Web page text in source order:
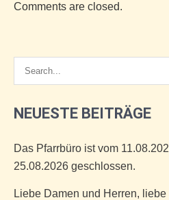
Comments are closed.
NEUESTE BEITRÄGE
Das Pfarrbüro ist vom
25.08.2026 geschlossen.
Liebe Damen und Herren,